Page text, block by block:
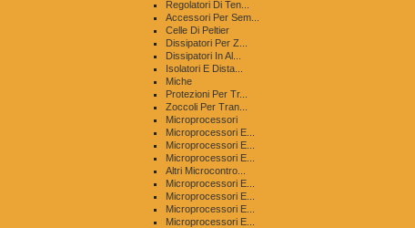
Regolatori Di Ten...
Accessori Per Sem...
Celle Di Peltier
Dissipatori Per Z...
Dissipatori In Al...
Isolatori E Dista...
Miche
Protezioni Per Tr...
Zoccoli Per Tran...
Microprocessori
Microprocessori E...
Microprocessori E...
Microprocessori E...
Altri Microcontro...
Microprocessori E...
Microprocessori E...
Microprocessori E...
Microprocessori E...